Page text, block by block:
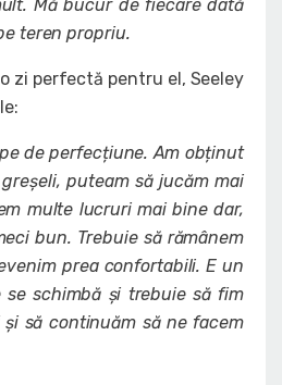
Mă bucur de fiecare dată
teren propriu.
zi perfectă pentru el, Seeley
de perfecțiune. Am obținut
puteam să jucăm mai
multe lucruri mai bine dar,
bun. Trebuie să rămânem
prea confortabili. E un
se schimbă și trebuie să fim
să continuăm să ne facem